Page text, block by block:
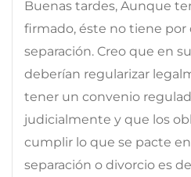
Buenas tardes, Aunque
firmado, éste no tiene por
separación. Creo que en
deberían regularizar
tener un convenio
judicialmente y que los
cumplir lo que se pacte
separación o divorcio es